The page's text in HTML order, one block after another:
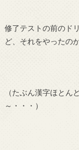
修了テストの前のド
ど、それをやったの
（たぶん漢字ほとん
～・・・）